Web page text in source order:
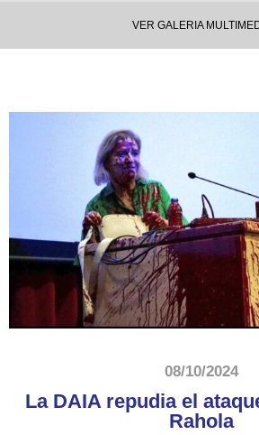
VER GALERIA
08/10/2024
La DAIA repudia el
Rahola